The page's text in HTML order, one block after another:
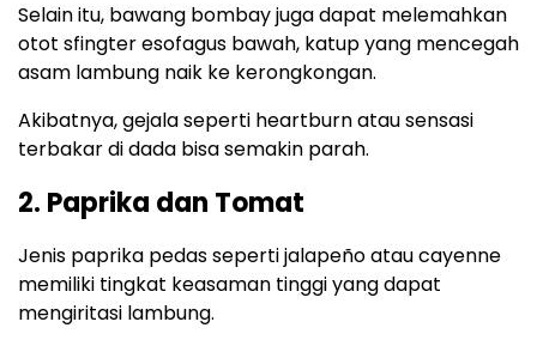
Selain itu, bawang bombay juga dapat melemahkan
otot sfingter esofagus bawah, katup yang mencegah
asam lambung naik ke kerongkongan.
Akibatnya, gejala seperti heartburn atau sensasi
terbakar di dada bisa semakin parah.
2. Paprika dan Tomat
Jenis paprika pedas seperti jalapeño atau cayenne
memiliki tingkat keasaman tinggi yang dapat
mengiritasi lambung.